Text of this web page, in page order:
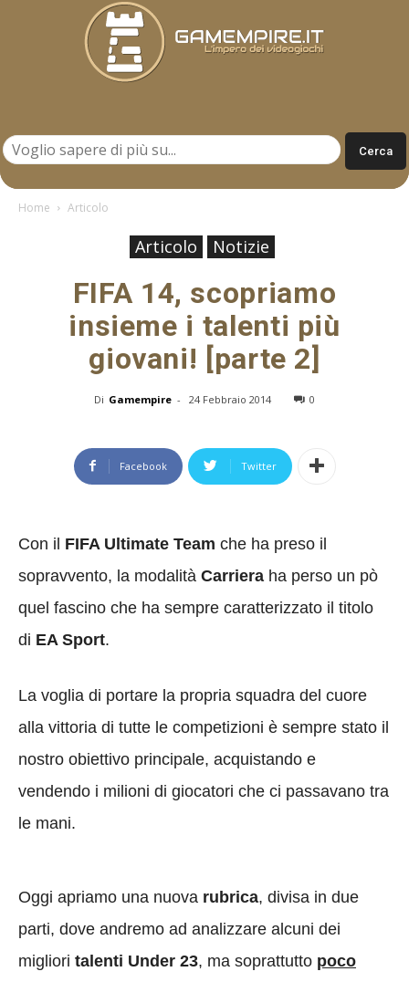
Home Articolo
Articolo Notizie
FIFA 14, scopriamo
insieme i talenti più
giovani! [parte 2]
Di Gamempire - 24 Febbraio 2014 0
Facebook Twitter
Con il FIFA Ultimate Team che ha preso il
sopravvento, la modalità Carriera ha perso un pò
quel fascino che ha sempre caratterizzato il titolo
di EA Sport.
La voglia di portare la propria squadra del cuore
alla vittoria di tutte le competizioni è sempre stato il
nostro obiettivo principale, acquistando e
vendendo i milioni di giocatori che ci passavano tra
le mani.
Oggi apriamo una nuova rubrica, divisa in due
parti, dove andremo ad analizzare alcuni dei
migliori talenti Under 23, ma soprattutto poco